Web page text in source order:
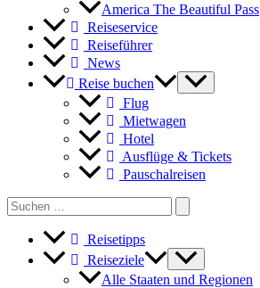
America The Beautiful Pass
Reiseservice
Reiseführer
News
Reise buchen
Flug
Mietwagen
Hotel
Ausflüge & Tickets
Pauschalreisen
Search
for:
Reisetipps
Reiseziele
Alle Staaten und Regionen